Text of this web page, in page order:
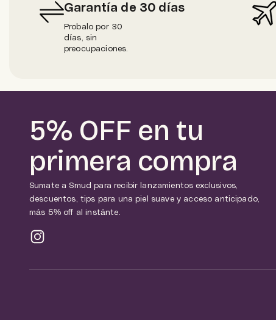
Garantía de 30 días
Probalo por 30
días, sin
preocupaciones.
5% OFF en tu
primera compra
Sumate a Smud para recibir lanzamientos exclusivos,
descuentos, tips para una piel suave y acceso anticipado,
más 5% off al instánte.